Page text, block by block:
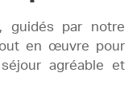
guidés par notre
en œuvre pour
agréable et